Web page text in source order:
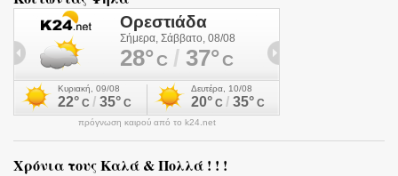
πρόγνωση καιρού από το k24.net
Χρόνια τους Καλά & Πολλά ! ! !